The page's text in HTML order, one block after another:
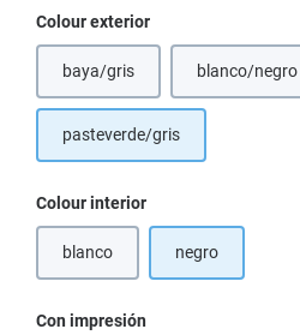
Seleccione
Colour exterior
baya/gris blanco/negro
pasteverde/gris
Seleccione
Colour interior
blanco(Esta opción no está disponible
negro
Seleccione
Con impresión